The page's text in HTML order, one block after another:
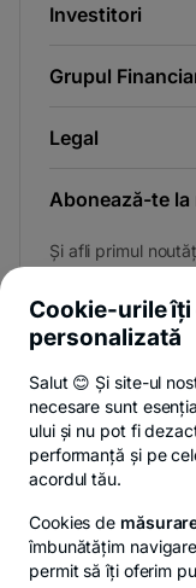
Investitori
Grupul
Legal
Abonează-te
Și afli primul
Privacy Hub
Cookie-urile
personalizată
Salut 😊 Și site-ul
necesare sunt
ului și nu pot fi
performanță și pe
acordul tău.
Cookies de
îmbunătățim
permit să îți oferim